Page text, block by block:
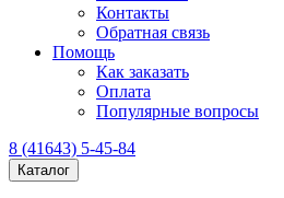
Контакты
Обратная связь
Помощь
Как заказать
Оплата
Популярные вопросы
8 (41643) 5-45-84
Каталог